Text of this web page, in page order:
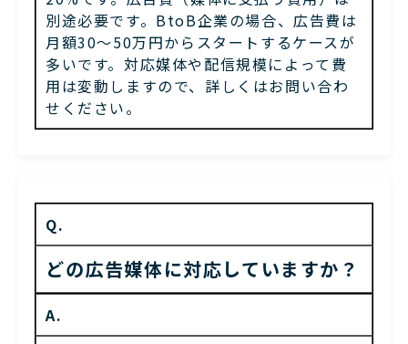
別途必要です。BtoB企業の場合、広告費は
月額30〜50万円からスタートするケースが
多いです。対応媒体や配信規模によって費
用は変動しますので、詳しくはお問い合わ
せください。
Q.
どの広告媒体に対応していますか？
A.